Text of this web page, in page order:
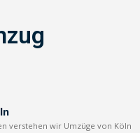
verstehen wir Umzüge von Köln